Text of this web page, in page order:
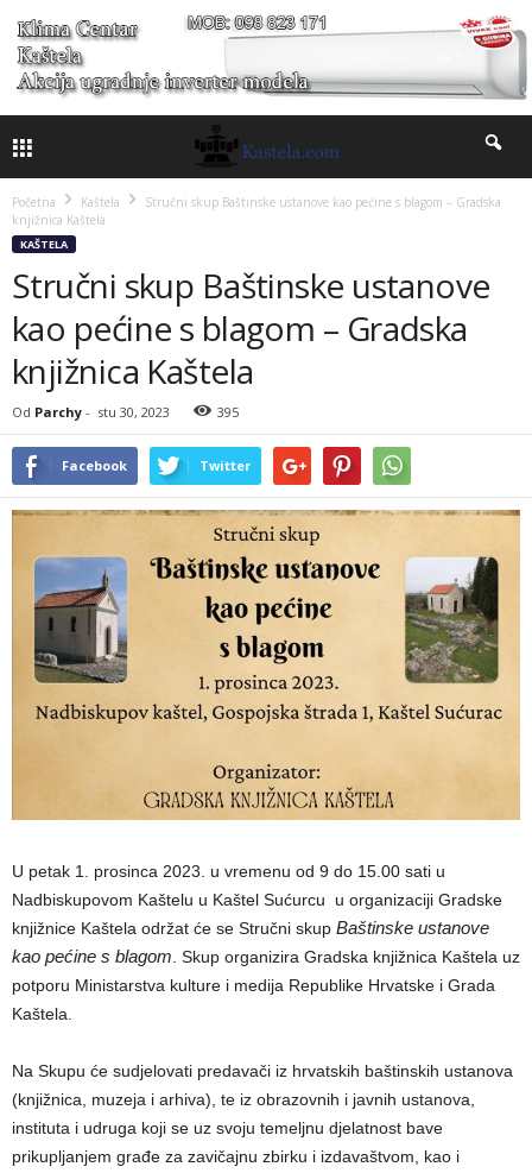
Početna Kaštela
Stručni skup Baštinske ustanove kao pećine s blagom – Gradska
knjižnica Kaštela
KAŠTELA
Stručni skup Baštinske ustanove
kao pećine s blagom – Gradska
knjižnica Kaštela
Od Parchy - stu 30, 2023 395
Facebook Twitter
U petak 1. prosinca 2023. u vremenu od 9 do 15.00 sati u
Nadbiskupovom Kaštelu u Kaštel Sućurcu u organizaciji Gradske
knjižnice Kaštela održat će se Stručni skup Baštinske ustanove
kao pećine s blagom . Skup organizira Gradska knjižnica Kaštela uz
potporu Ministarstva kulture i medija Republike Hrvatske i Grada
Kaštela.
Na Skupu će sudjelovati predavači iz hrvatskih baštinskih ustanova
(knjižnica, muzeja i arhiva), te iz obrazovnih i javnih ustanova,
instituta i udruga koji se uz svoju temeljnu djelatnost bave
prikupljanjem građe za zavičajnu zbirku i izdavaštvom, kao i